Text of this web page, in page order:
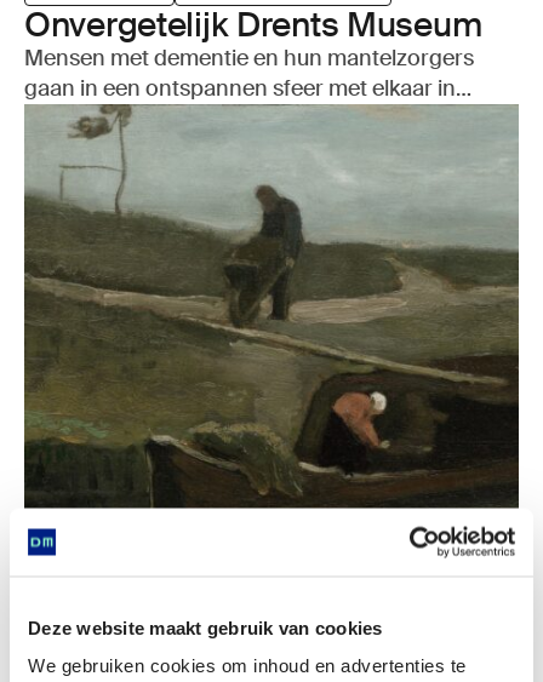
Deze website maakt gebruik van cookies
We gebruiken cookies om inhoud en advertenties te
Onver­ge­te­lijk Drents Museum
Mensen met dementie en hun mantelzorgers
gaan in een ontspannen sfeer met elkaar in
gesprek over wat ze zien.
programma op maat voor groepen
Op aanvraag